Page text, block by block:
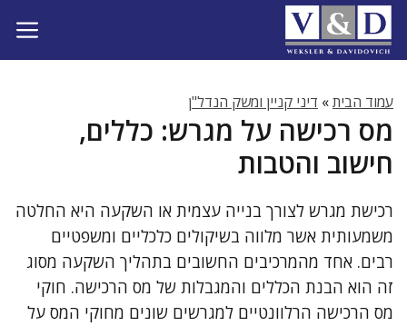
לדלג
לתוכן
עמוד הבית» דיני קניין ומשק הנדל"ן
מס רכישה על מגרש: כללים,
חישוב והטבות
רכישת מגרש לצורך בנייה עצמית או השקעה היא החלטה
משמעותית אשר מלווה בשיקולים כלכליים ומשפטיים
רבים. אחד מהמרכיבים החשובים בתהליך השקעה מסוג
זה הוא הבנת הכללים והמגבלות של מס הרכישה. חוקי
מס הרכישה הרלוונטיים למגרשים שונים מחוקי המס על